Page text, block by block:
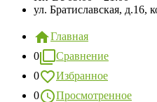
ул. Братиславская, д.16,
Главная
0
Сравнение
0
Избранное
0
Просмотренное